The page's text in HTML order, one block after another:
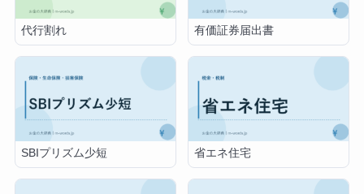
代行割れ 有価証券届出書
SBIプリズム少短 省エネ住宅